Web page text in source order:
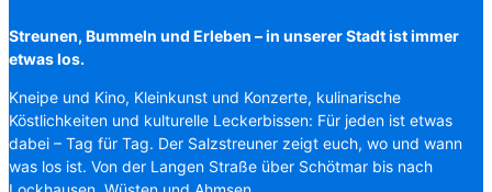
Streunen, Bummeln und Erleben – in unserer Stadt ist immer
etwas los.
Kneipe und Kino, Kleinkunst und Konzerte, kulinarische
Köstlichkeiten und kulturelle Leckerbissen: Für jeden ist etwas
dabei – Tag für Tag. Der Salzstreuner zeigt euch, wo und wann
was los ist. Von der Langen Straße über Schötmar bis nach